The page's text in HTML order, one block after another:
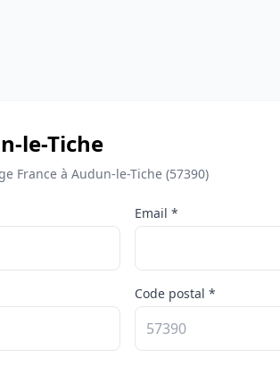
le-Tiche
France à Audun-le-Tiche (57390)
Email *
Code postal *